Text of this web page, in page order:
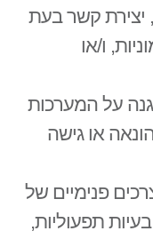
יצירת קשר בעת
ו/או
על המערכות
או גישה
פנימיים של
תפעוליות,